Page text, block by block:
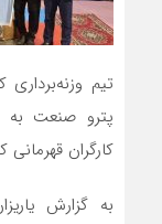
تیم
پترو صنعت به
کارگران
به گزارش